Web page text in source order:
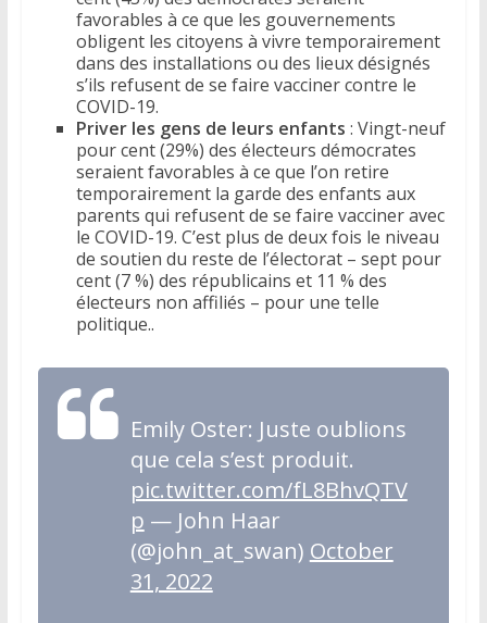
favorables à ce que les gouvernements
obligent les citoyens à vivre temporairement
dans des installations ou des lieux désignés
s’ils refusent de se faire vacciner contre le
COVID-19.
Priver les gens de leurs enfants : Vingt-neuf
pour cent (29%) des électeurs démocrates
seraient favorables à ce que l’on retire
temporairement la garde des enfants aux
parents qui refusent de se faire vacciner avec
le COVID-19. C’est plus de deux fois le niveau
de soutien du reste de l’électorat – sept pour
cent (7 %) des républicains et 11 % des
électeurs non affiliés – pour une telle
politique..
Emily Oster: Juste oublions
que cela s’est produit.
pic.twitter.com/fL8BhvQTV
p — John Haar
(@john_at_swan) October
31, 2022